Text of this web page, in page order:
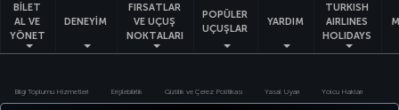
BİLET
AL VE
YÖNET
DENEYİM
FIRSATLAR
VE UÇUŞ
NOKTALARI
POPÜLER
UÇUŞLAR
YARDIM
TURKISH
AIRLINES
HOLIDAYS
Bilgi Toplumu Hizmetleri Erişilebilirlik Gizlilik ve Çerez Politikası Yasal Uyarı Yolcu Hakları